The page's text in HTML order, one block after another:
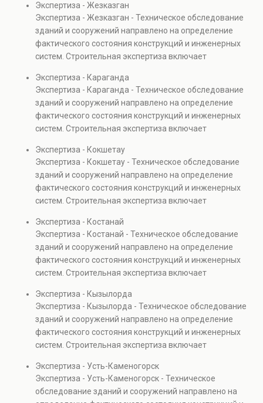
элементов и оценку эксплуатационной безопасности.
Услуга востребована при покупке недвижимости,
капитальном ремонте и реконструкции объектов, а
также при судебных разбирательствах и технических
проверках.
Экспертиза - Жезказган
Экспертиза - Жезказган - Техническое обследование
зданий и сооружений направлено на определение
фактического состояния конструкций и инженерных
систем. Строительная экспертиза включает
элементов и оценку эксплуатационной безопасности.
Услуга востребована при покупке недвижимости,
капитальном ремонте и реконструкции объектов, а
также при судебных разбирательствах и технических
проверках.
Экспертиза - Караганда
Экспертиза - Караганда - Техническое обследование
зданий и сооружений направлено на определение
фактического состояния конструкций и инженерных
систем. Строительная экспертиза включает
элементов и оценку эксплуатационной безопасности.
Услуга востребована при покупке недвижимости,
капитальном ремонте и реконструкции объектов, а
также при судебных разбирательствах и технических
проверках.
Экспертиза - Кокшетау
Экспертиза - Кокшетау - Техническое обследование
зданий и сооружений направлено на определение
фактического состояния конструкций и инженерных
систем. Строительная экспертиза включает
элементов и оценку эксплуатационной безопасности.
Услуга востребована при покупке недвижимости,
капитальном ремонте и реконструкции объектов, а
также при судебных разбирательствах и технических
проверках.
Экспертиза - Костанай
Экспертиза - Костанай - Техническое обследование
зданий и сооружений направлено на определение
фактического состояния конструкций и инженерных
систем. Строительная экспертиза включает
элементов и оценку эксплуатационной безопасности.
Услуга востребована при покупке недвижимости,
капитальном ремонте и реконструкции объектов, а
также при судебных разбирательствах и технических
проверках.
Экспертиза - Кызылорда
Экспертиза - Кызылорда - Техническое обследование
зданий и сооружений направлено на определение
фактического состояния конструкций и инженерных
систем. Строительная экспертиза включает
элементов и оценку эксплуатационной безопасности.
Услуга востребована при покупке недвижимости,
капитальном ремонте и реконструкции объектов, а
Экспертиза - Усть-Каменогорск
Экспертиза - Усть-Каменогорск - Техническое
обследование зданий и сооружений направлено на